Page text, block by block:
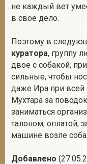
не каждый вет
в свое дело.
Поэтому в
куратора, группу
двое с собакой,
сильные, чтобы
даже Ира при всей
Мухтара за
заниматься
талоном, оплатой,
машине возле
Добавлено